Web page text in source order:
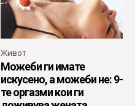
Живот
Можеби ги имате
искусено, а можеби не: 9-
те оргазми кои ги